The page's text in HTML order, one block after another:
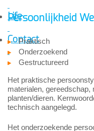
Life
Contact
Persoonlijkheid
Praktisch
Onderzoekend
Gestructureerd
Het praktische
materialen,
planten/dieren.
technisch aangelegd.
Het onderzoekende